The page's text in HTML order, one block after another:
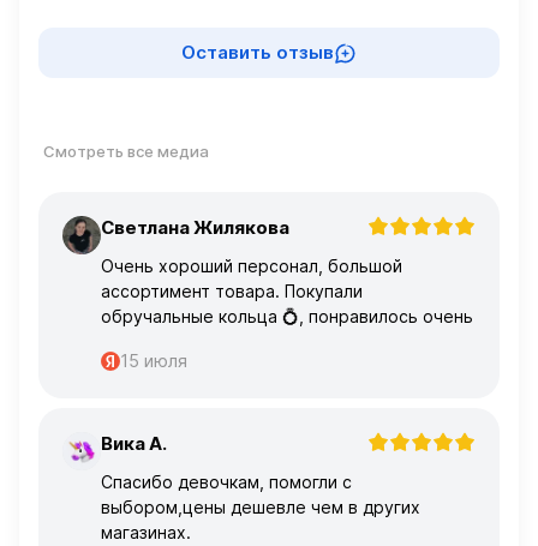
Оставить отзыв
Смотреть все медиа
С Светлана Жилякова
Очень хороший персонал, большой
ассортимент товара. Покупали
обручальные кольца 💍, понравилось очень
15 июля
В Вика А.
Спасибо девочкам, помогли с
выбором,цены дешевле чем в других
магазинах.